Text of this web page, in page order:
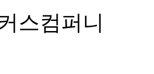
스컴퍼니